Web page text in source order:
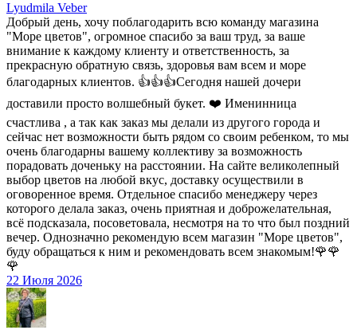
Lyudmila Veber
Добрый день, хочу поблагодарить всю команду магазина
"Море цветов", огромное спасибо за ваш труд, за ваше
внимание к каждому клиенту и ответственность, за
прекрасную обратную связь, здоровья вам всем и море
благодарных клиентов. 👍👍👍Сегодня нашей дочери
доставили просто волшебный букет. ❤️ Именинница
счастлива , а так как заказ мы делали из другого города и
сейчас нет возможности быть рядом со своим ребенком, то мы
очень благодарны вашему коллективу за возможность
порадовать доченьку на расстоянии. На сайте великолепный
выбор цветов на любой вкус, доставку осуществили в
оговоренное время. Отдельное спасибо менеджеру через
которого делала заказ, очень приятная и доброжелательная,
всё подсказала, посоветовала, несмотря на то что был поздний
вечер. Однозначно рекомендую всем магазин "Море цветов",
буду обращаться к ним и рекомендовать всем знакомым!🌹🌹
🌹
22 Июля 2026